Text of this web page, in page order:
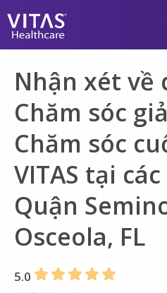
Cơ bản về chăm sóc cuối
Dịch vụ
Chuyên gia chăm sóc
khỏe
Gia đình và người chăm sóc
Nhận xét về
Chăm sóc
Chăm sóc
VITAS tại các
Quận
Osceola, FL
5.0